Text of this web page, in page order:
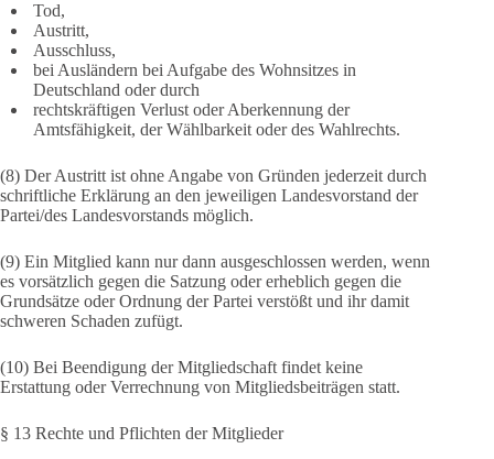
Tod,
Austritt,
Ausschluss,
bei Ausländern bei Aufgabe des Wohnsitzes in
Deutschland oder durch
rechtskräftigen Verlust oder Aberkennung der
Amtsfähigkeit, der Wählbarkeit oder des Wahlrechts.
(8) Der Austritt ist ohne Angabe von Gründen jederzeit durch
schriftliche Erklärung an den jeweiligen Landesvorstand der
Partei/des Landesvorstands möglich.
(9) Ein Mitglied kann nur dann ausgeschlossen werden, wenn
es vorsätzlich gegen die Satzung oder erheblich gegen die
Grundsätze oder Ordnung der Partei verstößt und ihr damit
schweren Schaden zufügt.
(10) Bei Beendigung der Mitgliedschaft findet keine
Erstattung oder Verrechnung von Mitgliedsbeiträgen statt.
§ 13 Rechte und Pflichten der Mitglieder